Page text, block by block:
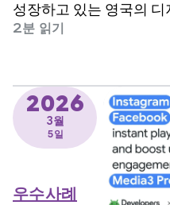
성장하고 있는 영국의 디
됨에 따라 엔지니어링팀
2분 읽기
2026
3월
5일
우수사례